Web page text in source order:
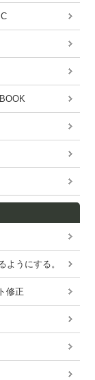
ようにする。
修正